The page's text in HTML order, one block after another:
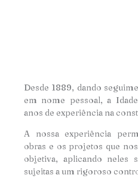
Desde 1889, dando
em nome pessoal, a
anos de experiência na
A nossa experiência
obras e os projetos que
objetiva, aplicando neles
sujeitas a um rigoroso